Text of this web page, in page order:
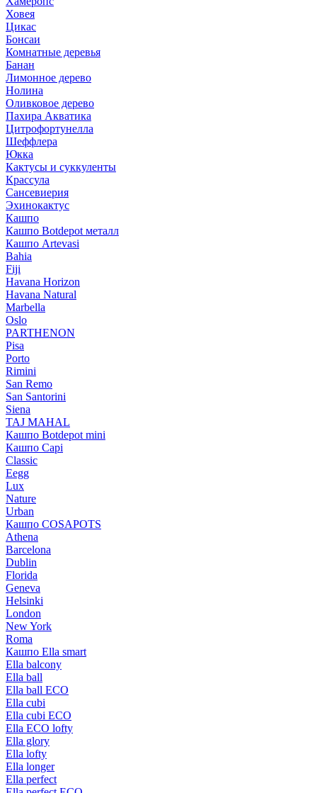
Ховея
Цикас
Бонсаи
Комнатные деревья
Банан
Лимонное дерево
Нолина
Оливковое дерево
Пахира Акватика
Цитрофортунелла
Шеффлера
Юкка
Кактусы и суккуленты
Крассула
Сансевиерия
Эхинокактус
Кашпо
Кашпо Botdepot металл
Кашпо Artevasi
Bahia
Fiji
Havana Horizon
Havana Natural
Marbella
Oslo
PARTHENON
Pisa
Porto
Rimini
San Remo
San Santorini
Siena
TAJ MAHAL
Кашпо Botdepot mini
Кашпо Capi
Classic
Eegg
Lux
Nature
Urban
Кашпо COSAPOTS
Athena
Barcelona
Dublin
Florida
Geneva
Helsinki
London
New York
Roma
Кашпо Ella smart
Ella balcony
Ella ball
Ella ball ECO
Ella cubi
Ella cubi ECO
Ella ECO lofty
Ella glory
Ella lofty
Ella longer
Ella perfect